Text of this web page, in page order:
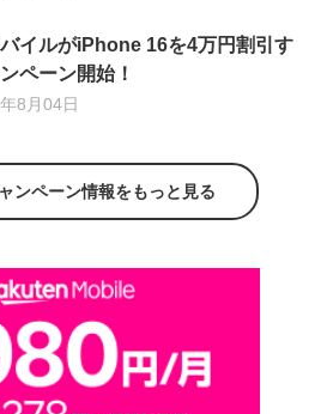
イルがiPhone 16を4万円割引す
ペーン開始！
8月04日
ンペーン情報をもっと見る